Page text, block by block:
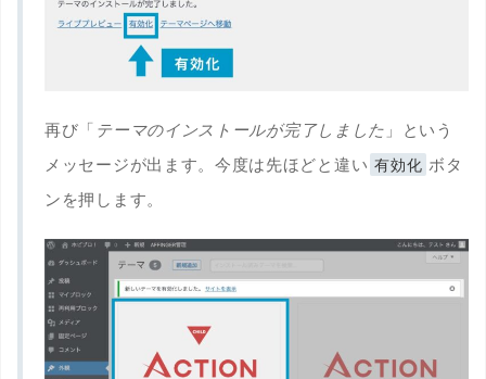
再び「 テーマのインストールが完了しました 」という
メッセージが出ます。今度は先ほどと違い 有効化 ボタ
ンを押します。